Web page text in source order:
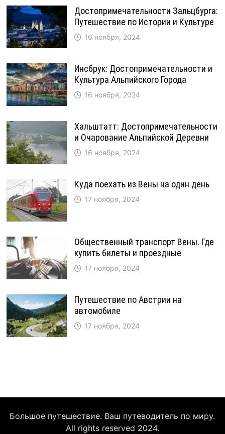
Достопримечательности Зальцбурга:
Путешествие по Истории и Культуре
16 ноября, 2024
Инсбрук: Достопримечательности и
Культура Альпийского Города
16 ноября, 2024
Хальштатт: Достопримечательности
и Очарование Альпийской Деревни
16 ноября, 2024
Куда поехать из Вены на один день
17 ноября, 2024
Общественный транспорт Вены. Где
купить билеты и проездные
17 ноября, 2024
Путешествие по Австрии на
автомобиле
17 ноября, 2024
Большое путешествие. Ваш путеводитель по миру.
All rights reserved 2024.